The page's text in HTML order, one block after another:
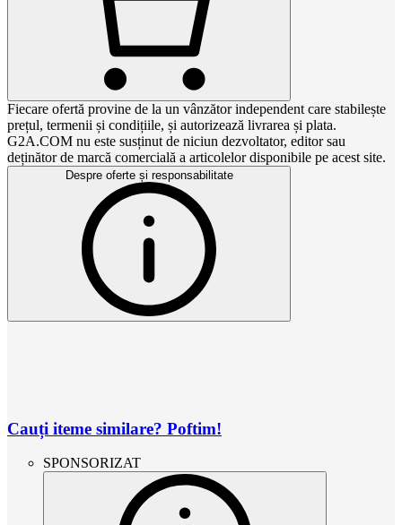
Fiecare ofertă provine de la un vânzător independent care stabilește
prețul, termenii și condițiile, și autorizează livrarea și plata.
G2A.COM nu este susținut de niciun dezvoltator, editor sau
deținător de marcă comercială a articolelor disponibile pe acest site.
Despre oferte și responsabilitate
Cauți iteme similare? Poftim!
SPONSORIZAT